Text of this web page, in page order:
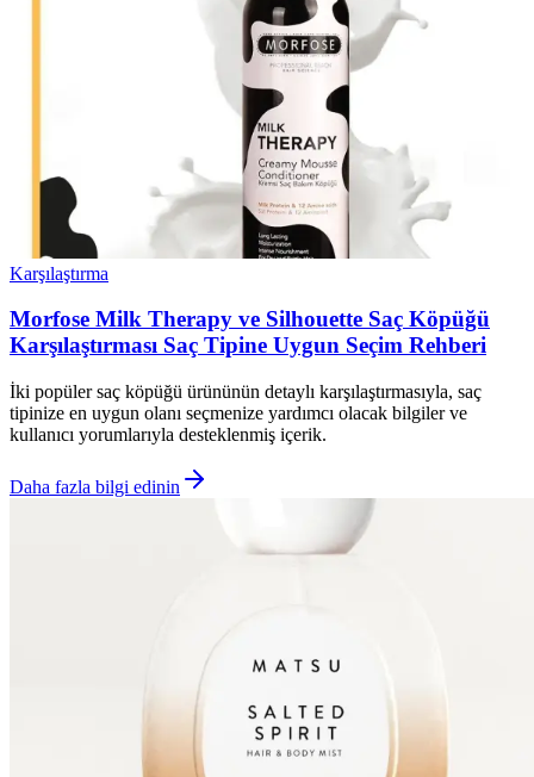
Karşılaştırma
Morfose Milk Therapy ve Silhouette Saç Köpüğü
Karşılaştırması Saç Tipine Uygun Seçim Rehberi
İki popüler saç köpüğü ürününün detaylı karşılaştırmasıyla, saç
tipinize en uygun olanı seçmenize yardımcı olacak bilgiler ve
kullanıcı yorumlarıyla desteklenmiş içerik.
Daha fazla bilgi edinin